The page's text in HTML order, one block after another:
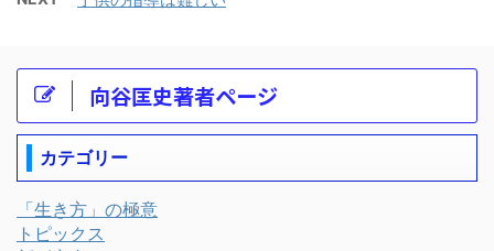
向谷匡史著者ページ
カテゴリー
「生き方」の極意
トピックス